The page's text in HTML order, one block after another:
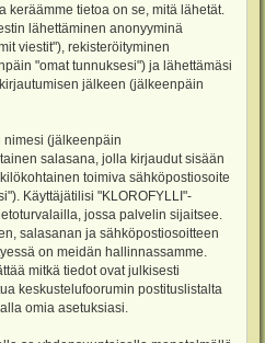
keräämme tietoa on se, mitä lähetät.
lähettäminen anonyyminä
viestit"), rekisteröityminen
"omat tunnuksesi") ja lähettämäsi
jälkeen (jälkeenpäin
(jälkeenpäin
salasana, jolla kirjaudut sisään
toimiva sähköpostiosoite
Käyttäjätilisi "KLOROFYLLI"-
jossa palvelin sijaitsee.
salasanan ja sähköpostiosoitteen
on meidän hallinnassamme.
mitkä tiedot ovat julkisesti
keskustelufoorumin postituslistalta
omia asetuksiasi.